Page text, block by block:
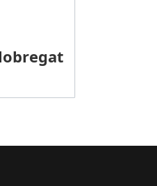
les víctimes del coronavirus a